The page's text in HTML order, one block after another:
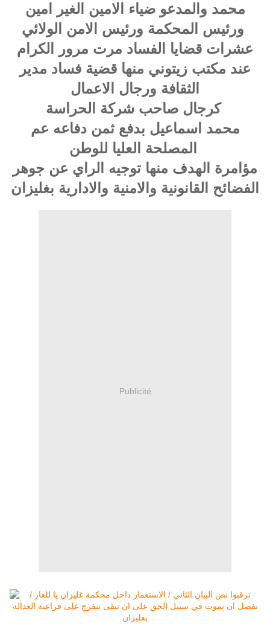
محمد والمدعو ضياء الامين الغير امين
عشرات قضايا الفساد مرت مرور الكرام
عند مكتب زيتوني منها قضية فساد مدير
الثقافة ورجال الاعمال
كرجال صاحب شركة الحراسة
محمد اسماعيل بدفع ثمن دفاعه عم
مؤامرة الهدف منها توجيه الراي عن جوهر
الفضائح القانونية والامنية والادارية بغليزان
Publicité